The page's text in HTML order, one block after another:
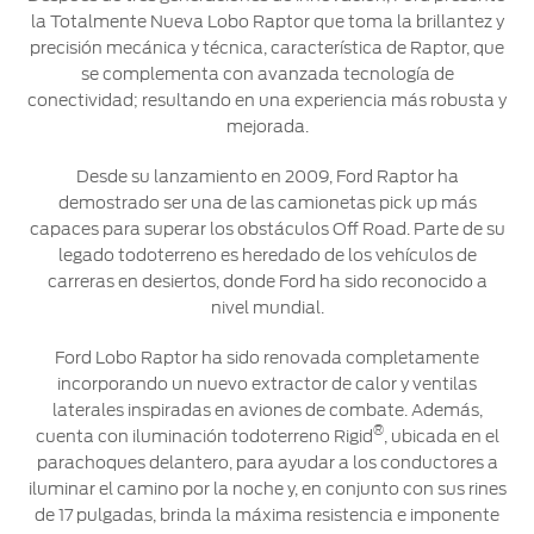
Ford
Custom
Garage
Kits de
Accesorios
Vehículos
Comerciales
Descubre
Tu Ford
Ford
D-
Tect
Partes
Originales
Precio de
Mantenimiento
Programa de
Mantenimiento
Vehículos
Comerciales
Cita de
Servicio
Llamado
a
Revisión
en
Partes
Soporte
Técnico
Soporte
Desempeño
Seguridad
Cambiar
Contraseña
la Totalmente Nueva Lobo Raptor que toma la brillantez y
precisión mecánica y técnica, característica de Raptor, que
se complementa con avanzada tecnología de
conectividad; resultando en una experiencia más robusta y
mejorada.
Desde su lanzamiento en 2009, Ford Raptor ha
demostrado ser una de las camionetas pick up más
capaces para superar los obstáculos Off Road. Parte de su
legado todoterreno es heredado de los vehículos de
carreras en desiertos, donde Ford ha sido reconocido a
nivel mundial.
Ford Lobo Raptor ha sido renovada completamente
incorporando un nuevo extractor de calor y ventilas
laterales inspiradas en aviones de combate. Además,
cuenta con iluminación todoterreno Rigid®, ubicada en el
parachoques delantero, para ayudar a los conductores a
iluminar el camino por la noche y, en conjunto con sus rines
de 17 pulgadas, brinda la máxima resistencia e imponente